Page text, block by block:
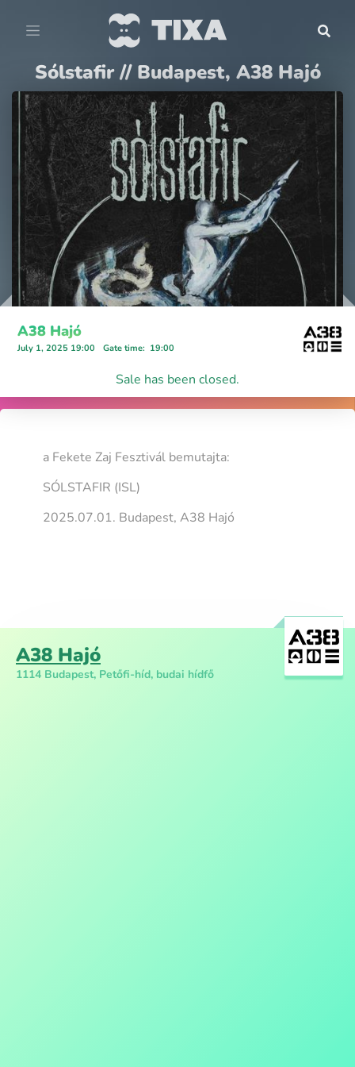
Sólstafir // Budapest, A38 Hajó
A38 Hajó
July 1, 2025 19:00 Gate time: 19:00
Sale has been closed.
a Fekete Zaj Fesztivál bemutajta:
SÓLSTAFIR (ISL)
2025.07.01. Budapest, A38 Hajó
A38 Hajó
1114 Budapest, Petőfi-híd, budai hídfő